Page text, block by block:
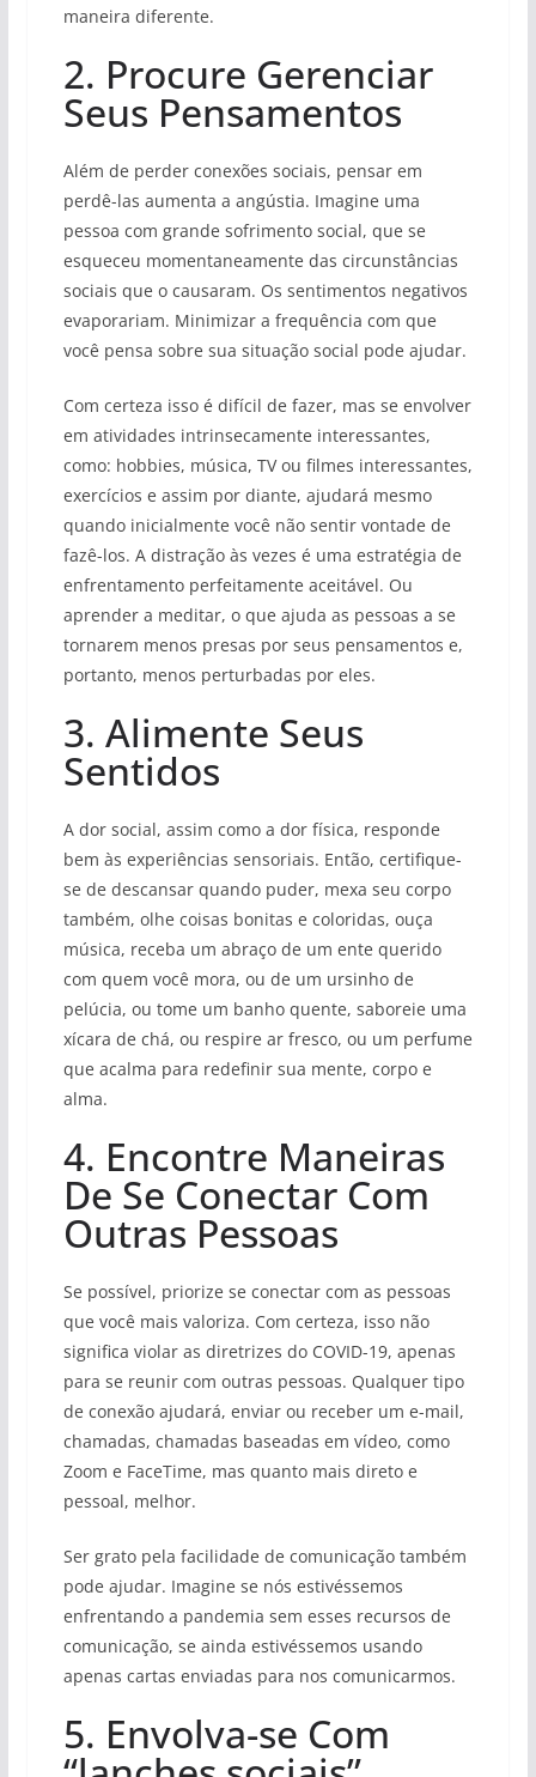
maneira diferente.
2. Procure Gerenciar
Seus Pensamentos
Além de perder conexões sociais, pensar em
perdê-las aumenta a angústia. Imagine uma
pessoa com grande sofrimento social, que se
esqueceu momentaneamente das circunstâncias
sociais que o causaram. Os sentimentos negativos
evaporariam. Minimizar a frequência com que
você pensa sobre sua situação social pode ajudar.
Com certeza isso é difícil de fazer, mas se envolver
em atividades intrinsecamente interessantes,
como: hobbies, música, TV ou filmes interessantes,
exercícios e assim por diante, ajudará mesmo
quando inicialmente você não sentir vontade de
fazê-los. A distração às vezes é uma estratégia de
enfrentamento perfeitamente aceitável. Ou
aprender a meditar, o que ajuda as pessoas a se
tornarem menos presas por seus pensamentos e,
portanto, menos perturbadas por eles.
3. Alimente Seus
Sentidos
A dor social, assim como a dor física, responde
bem às experiências sensoriais. Então, certifique-
se de descansar quando puder, mexa seu corpo
também, olhe coisas bonitas e coloridas, ouça
música, receba um abraço de um ente querido
com quem você mora, ou de um ursinho de
pelúcia, ou tome um banho quente, saboreie uma
xícara de chá, ou respire ar fresco, ou um perfume
que acalma para redefinir sua mente, corpo e
alma.
4. Encontre Maneiras
De Se Conectar Com
Outras Pessoas
Se possível, priorize se conectar com as pessoas
que você mais valoriza. Com certeza, isso não
significa violar as diretrizes do COVID-19, apenas
para se reunir com outras pessoas. Qualquer tipo
de conexão ajudará, enviar ou receber um e-mail,
chamadas, chamadas baseadas em vídeo, como
Zoom e FaceTime, mas quanto mais direto e
pessoal, melhor.
Ser grato pela facilidade de comunicação também
pode ajudar. Imagine se nós estivéssemos
enfrentando a pandemia sem esses recursos de
comunicação, se ainda estivéssemos usando
apenas cartas enviadas para nos comunicarmos.
5. Envolva-se Com